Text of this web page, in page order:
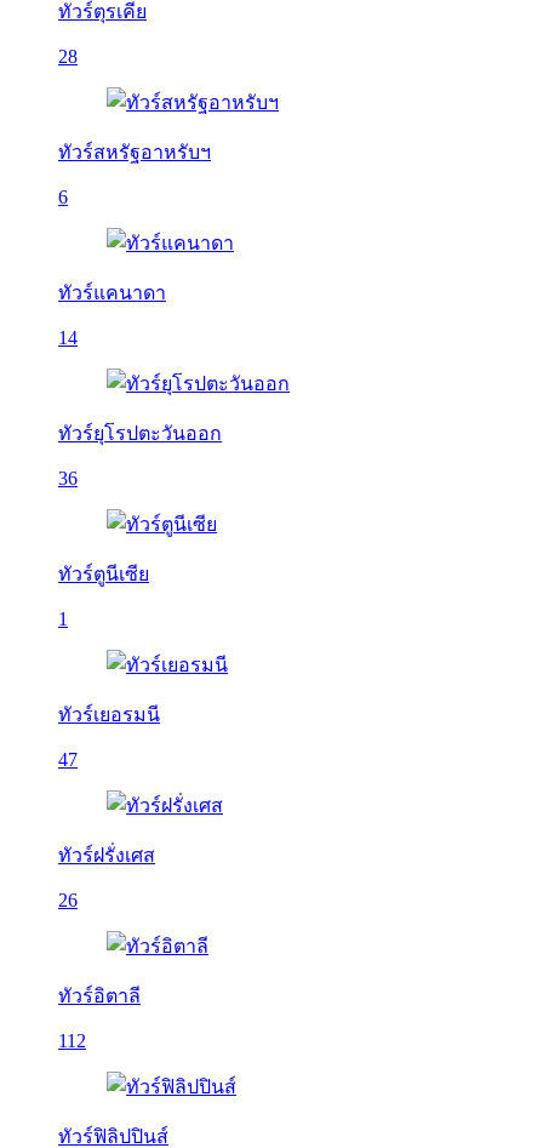
ทัวร์ตุรเคีย
28
ทัวร์สหรัฐอาหรับฯ
6
ทัวร์แคนาดา
14
ทัวร์ยุโรปตะวันออก
36
ทัวร์ตูนีเซีย
1
ทัวร์เยอรมนี
47
ทัวร์ฝรั่งเศส
26
ทัวร์อิตาลี
112
ทัวร์ฟิลิปปินส์